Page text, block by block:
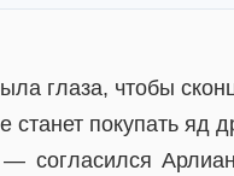
глаза, чтобы
станет покупать яд
согласился